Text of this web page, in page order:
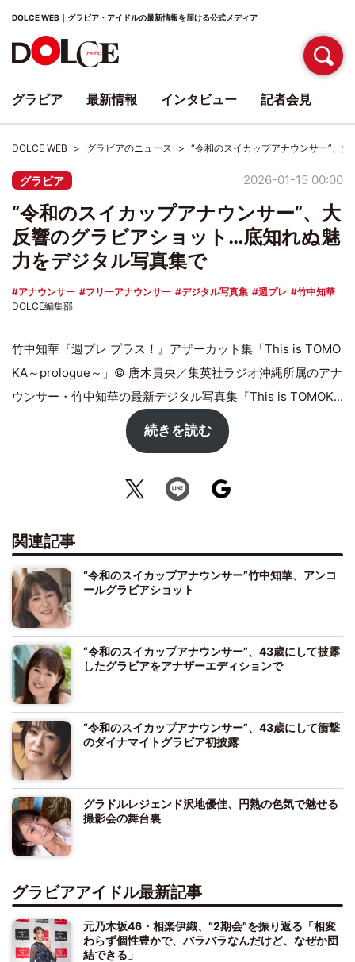
DOLCE WEB｜グラビア・アイドルの最新情報を届ける公式メディア
DOLCE WEB グラビアのニュース “令和のスイカップアナウンサー”、
グラビア 2026-01-15 00:00
“令和のスイカップアナウンサー”、大
反響のグラビアショット…底知れぬ魅
力をデジタル写真集で
アナウンサー フリーアナウンサー デジタル写真集 週プレ
竹中知華
DOLCE編集部
竹中知華『週プレ プラス！』アザーカット集「This is TOMO
KA～prologue～」© 唐木貴央／集英社ラジオ沖縄所属のアナ
ウンサー・竹中知華の最新デジタル写真集『This is TOMOK...
続きを読む
関連記事
“令和のスイカップアナウンサー”竹中知華、アンコ
ールグラビアショット
“令和のスイカップアナウンサー”、43歳にして披露
したグラビアをアナザーエディションで
“令和のスイカップアナウンサー”、43歳にして衝撃
のダイナマイトグラビア初披露
グラドルレジェンド沢地優佳、円熟の色気で魅せる
撮影会の舞台裏
グラビアアイドル最新記事
元乃木坂46・相楽伊織、“2期会”を振り返る「相変
わらず個性豊かで、バラバラなんだけど、なぜか団
結できる」
グラビア 最新情報 インタビュー 記者会見